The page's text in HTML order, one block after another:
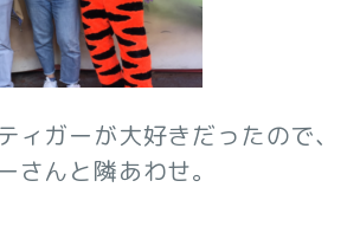
ィガーが大好きだったので、
さんと隣あわせ。